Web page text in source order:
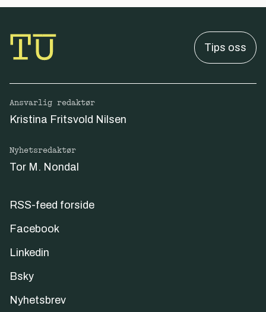
Tips oss
Ansvarlig redaktør
Kristina Fritsvold Nilsen
Nyhetsredaktør
Tor M. Nondal
RSS-feed forside
Facebook
Linkedin
Bsky
Nyhetsbrev